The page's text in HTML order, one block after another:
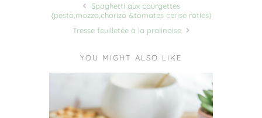
Spaghetti aux courgettes
{pesto,mozza,chorizo &tomates cerise rôties)
Tresse feuilletée à la pralinoise
YOU MIGHT ALSO LIKE